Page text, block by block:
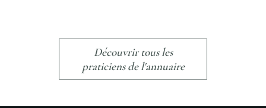
Découvrir tous les
praticiens de l'annuaire